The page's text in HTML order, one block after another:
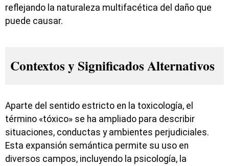
reflejando la naturaleza multifacética del daño que
puede causar.
Contextos y Significados Alternativos
Aparte del sentido estricto en la toxicología, el
término «tóxico» se ha ampliado para describir
situaciones, conductas y ambientes perjudiciales.
Esta expansión semántica permite su uso en
diversos campos, incluyendo la psicología, la